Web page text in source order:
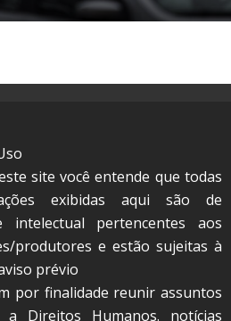
site você entende que todas
exibidas aqui são de
intelectual pertencentes aos
produtores e estão sujeitas à
prévio
por finalidade reunir assuntos
a Direitos Humanos. notícias